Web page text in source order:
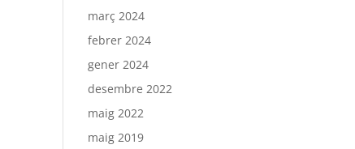
març 2024
febrer 2024
gener 2024
desembre 2022
maig 2022
maig 2019